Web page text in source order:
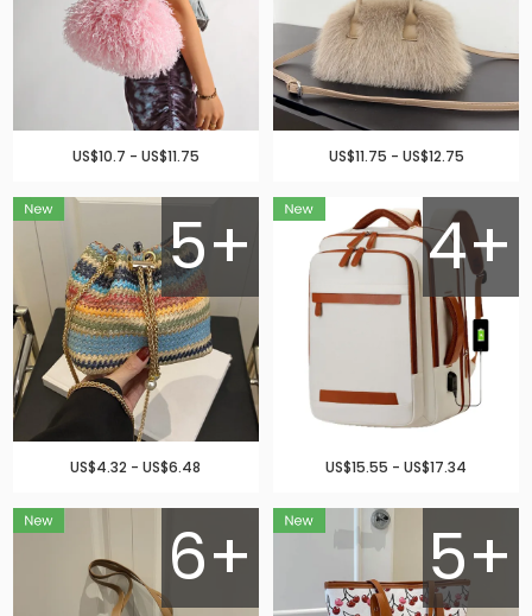
US$11.75 - US$12.75
US$10.7 - US$11.75
4+
US$15.55 - US$17.34
5+
US$4.32 - US$6.48
5+
6+